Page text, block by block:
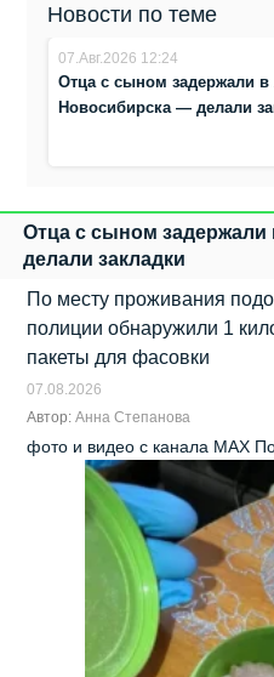
Новости по теме
07.Авг.2026 12:24
Отца с сыном задержали в
Новосибирска — делали
Отца с сыном задержали
делали закладки
По месту проживания
полиции обнаружили 1
пакеты для фасовки
07.08.2026
Автор:Анна Степанова
фото и видео с канала МАХ